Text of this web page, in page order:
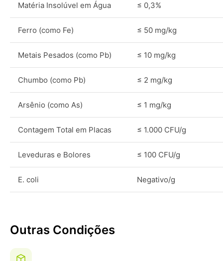
Matéria Insolúvel em Água ≤ 0,3%
Ferro (como Fe) ≤ 50 mg/kg
Metais Pesados (como Pb) ≤ 10 mg/kg
Chumbo (como Pb) ≤ 2 mg/kg
Arsênio (como As) ≤ 1 mg/kg
Contagem Total em Placas ≤ 1.000 CFU/g
Leveduras e Bolores ≤ 100 CFU/g
E. coli Negativo/g
Outras Condições